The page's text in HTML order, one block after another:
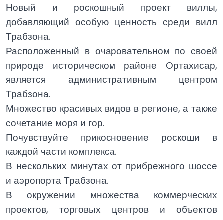
Новый и роскошный проект виллы,
добавляющий особую ценность среди вилл
Трабзона.
Расположенный в очаровательном по своей
природе историческом районе Ортахисар,
является административным центром
Трабзона.
Множество красивых видов в регионе, а также
сочетание моря и гор.
Почувствуйте прикосновение роскоши в
каждой части комплекса.
В нескольких минутах от прибрежного шоссе
и аэропорта Трабзона.
В окружении множества коммерческих
проектов, торговых центров и объектов